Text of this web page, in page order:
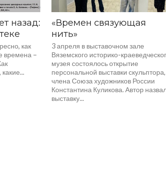
назад:
как
времена –
«Времен связующая
нить»
3 апреля в выставочном зале
Вяземского историко-
музея состоялось открытие
персональной выставки скульптора,
члена Союза художников России
Константина Куликова. Автор
выставку...